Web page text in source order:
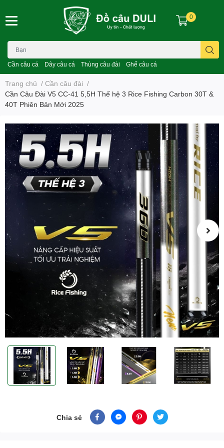
Cần câu cá Dây câu cá Thùng câu đài Ghế câu cá
0
Trang chủ / Cần câu đài /
Cần Câu Đài V5 CC-41 5,5H Thế hệ 3 Rice Fishing Carbon 30T &
40T Phiên Bản Mới 2025
Chia sẻ